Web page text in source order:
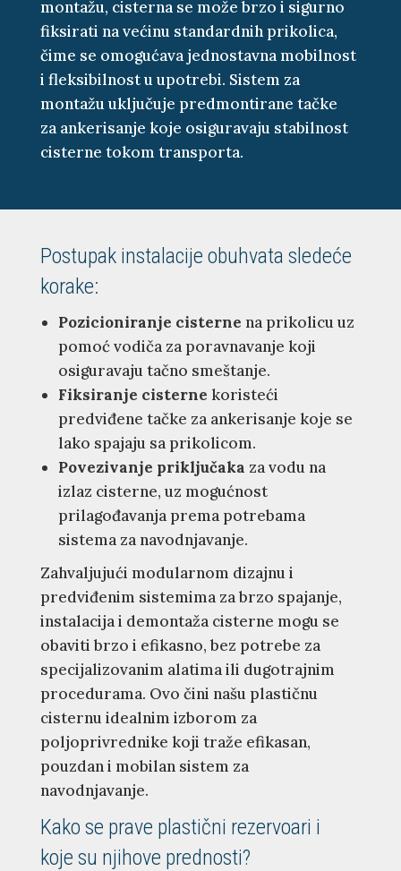
montažu, cisterna se može brzo i sigurno
fiksirati na većinu standardnih prikolica,
čime se omogućava jednostavna mobilnost
i fleksibilnost u upotrebi. Sistem za
montažu uključuje predmontirane tačke
za ankerisanje koje osiguravaju stabilnost
cisterne tokom transporta.
Postupak instalacije obuhvata sledeće
korake:
Pozicioniranje cisterne na prikolicu uz
pomoć vodiča za poravnavanje koji
osiguravaju tačno smeštanje.
Fiksiranje cisterne koristeći
predviđene tačke za ankerisanje koje se
lako spajaju sa prikolicom.
Povezivanje priključaka za vodu na
izlaz cisterne, uz mogućnost
prilagođavanja prema potrebama
sistema za navodnjavanje.
Zahvaljujući modularnom dizajnu i
predviđenim sistemima za brzo spajanje,
instalacija i demontaža cisterne mogu se
obaviti brzo i efikasno, bez potrebe za
specijalizovanim alatima ili dugotrajnim
procedurama. Ovo čini našu plastičnu
cisternu idealnim izborom za
poljoprivrednike koji traže efikasan,
pouzdan i mobilan sistem za
navodnjavanje.
Kako se prave plastični rezervoari i
koje su njihove prednosti?